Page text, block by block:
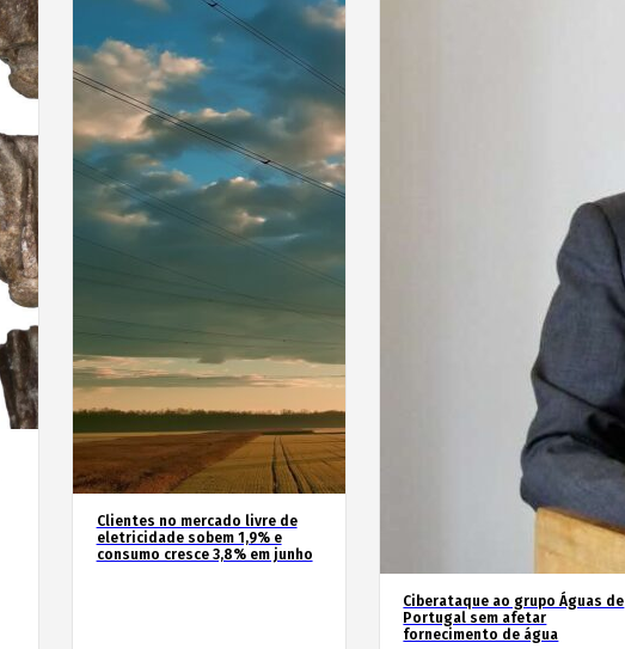
Clientes no mercado livre de
eletricidade sobem 1,9% e
consumo cresce 3,8% em junho
Ciberataque ao grupo Águas de
Portugal sem afetar
fornecimento de água